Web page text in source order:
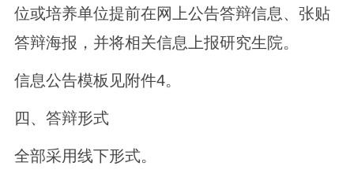
位或培养单位提前在网上公告答辩信息、张贴
答辩海报，并将相关信息上报研究生院。
信息公告模板见附件4。
四、答辩形式
全部采用线下形式。